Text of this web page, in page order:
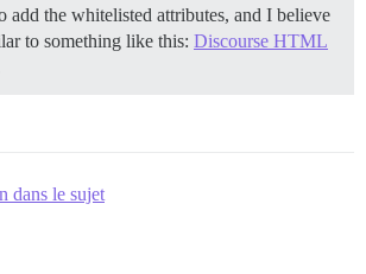
add the whitelisted attributes, and I believe
to something like this: Discourse HTML
dans le sujet